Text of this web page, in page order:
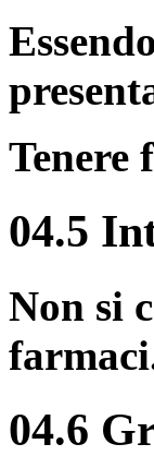
Tenere
04.5
Non si
04.6